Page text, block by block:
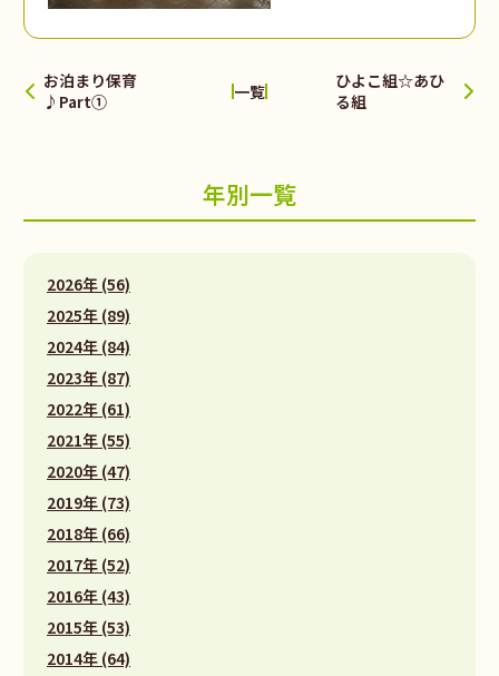
お泊まり保育
♪Part①
一覧
ひよこ組☆あひ
る組
年別一覧
2026年 (56)
2025年 (89)
2024年 (84)
2023年 (87)
2022年 (61)
2021年 (55)
2020年 (47)
2019年 (73)
2018年 (66)
2017年 (52)
2016年 (43)
2015年 (53)
2014年 (64)